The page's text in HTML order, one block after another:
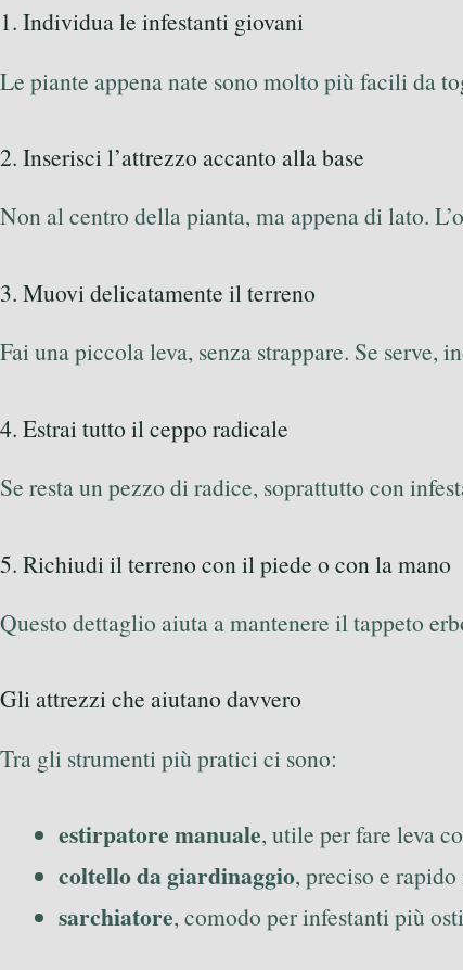
1. Individua le infestanti giovani
Le piante appena nate sono molto più facili da
2. Inserisci l’attrezzo accanto alla base
Non al centro della pianta, ma appena di lato.
3. Muovi delicatamente il terreno
Fai una piccola leva, senza strappare. Se
4. Estrai tutto il ceppo radicale
Se resta un pezzo di radice, soprattutto con
5. Richiudi il terreno con il piede o con la mano
Questo dettaglio aiuta a mantenere il tappeto
Gli attrezzi che aiutano davvero
Tra gli strumenti più pratici ci sono:
estirpatore manuale, utile per fare leva
coltello da giardinaggio, preciso e
sarchiatore, comodo per infestanti più